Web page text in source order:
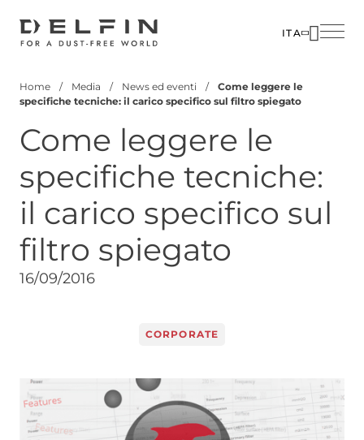
ITA
Briciole
pane
Home Media News ed eventi
Come leggere le
specifiche tecniche: il carico specifico sul filtro spiegato
Come leggere le
specifiche tecniche:
il carico specifico sul
filtro spiegato
16/09/2016
CORPORATE
Image